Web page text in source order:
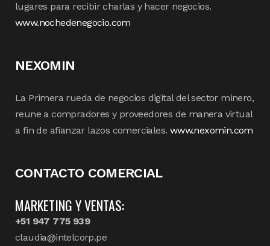
lugares para recibir charlas y hacer negocios.
www.nochedenegocio.com
NEXOMIN
La Primera rueda de negocios digital del sector minero,
reune a compradores y proveedores de manera virtual
a fin de afianzar lazos comerciales. www.nexomin.com
CONTACTO COMERCIAL
MARKETING Y VENTAS:
+51 947 775 939
claudia@intelcorp.pe